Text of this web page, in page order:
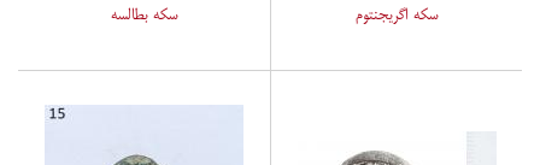
سکه بطالسه سکه اگریجنتوم